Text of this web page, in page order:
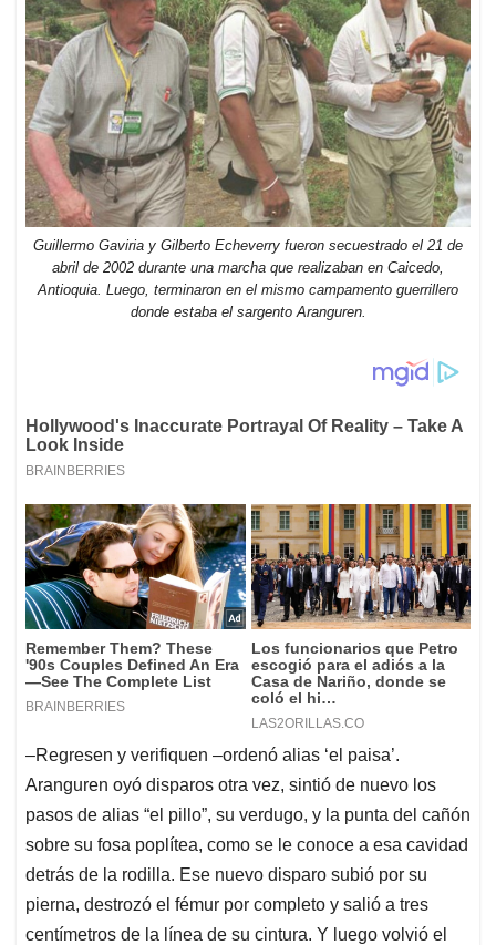
Guillermo Gaviria y Gilberto Echeverry fueron secuestrado el 21 de
abril de 2002 durante una marcha que realizaban en Caicedo,
Antioquia. Luego, terminaron en el mismo campamento guerrillero
donde estaba el sargento Aranguren.
‒Regresen y verifiquen ‒ordenó alias ‘el paisa’.
Aranguren oyó disparos otra vez, sintió de nuevo los
pasos de alias “el pillo”, su verdugo, y la punta del cañón
sobre su fosa poplítea, como se le conoce a esa cavidad
detrás de la rodilla. Ese nuevo disparo subió por su
pierna, destrozó el fémur por completo y salió a tres
centímetros de la línea de su cintura. Y luego volvió el